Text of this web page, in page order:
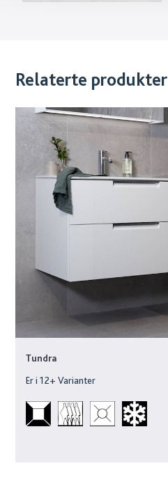
Relaterte produkter
Tundra
Er i12+ Varianter